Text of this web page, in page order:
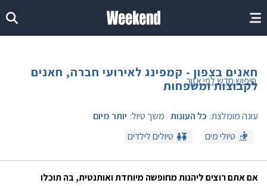
חאנים בצפון - קמפינג לאירועי חברה, חאנים
לקבוצות ומשפחות
חיפוש חדש לפי אזור
אם אתם רוצים ליהנות מחופשה מיוחדת ואותנטית, בה תוכלו
עונה מומלצת: כל העונות משך טיול: יותר מיום
טיולי מים
טיולים לילדים